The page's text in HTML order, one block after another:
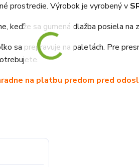
prostredie. Výrobok je vyrobený v
keďže sa gumená dlažba posiela na
sa prepravuje na paletách. Pre
na platbu predom pred